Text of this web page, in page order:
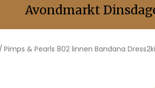
Avondmarkt
Pimps & Pearls 802 linnen Bandana